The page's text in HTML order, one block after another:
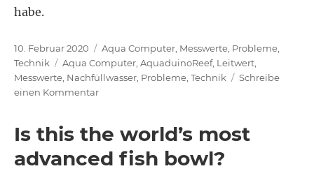
habe.
Veröffentlicht
am
10. Februar 2020 Kategorien
Aqua Computer Messwerte Probleme
Technik
Schlagwörter
Aqua Computer ,AquaduinoReef, Leitwert
Messwerte Nachfüllwasser Probleme ,Technik
Schreibe
einen Kommentarzu
besser
auf
Termin
Is this the world’s most
advanced fish bowl?